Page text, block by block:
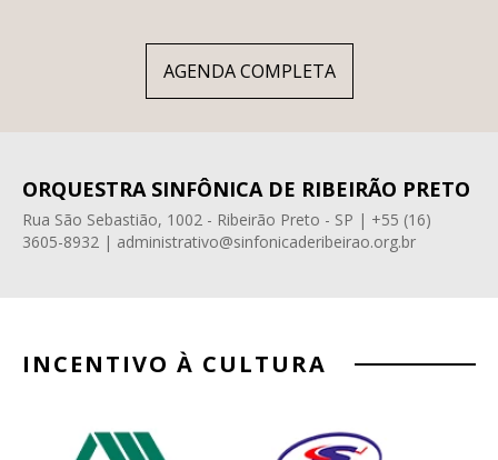
AGENDA COMPLETA
ORQUESTRA SINFÔNICA DE RIBEIRÃO PRETO
Rua São Sebastião, 1002 - Ribeirão Preto - SP | +55 (16)
3605-8932 | administrativo@sinfonicaderibeirao.org.br
INCENTIVO À CULTURA